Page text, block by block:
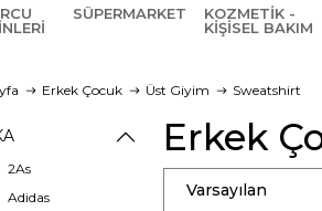
SÜPERMARKET
KOZMETIK -
KIŞISEL BAKIM
Erkek Çocuk Üst Giyim Sweatshirt
2As
Adidas
Erkek
Varsayılan